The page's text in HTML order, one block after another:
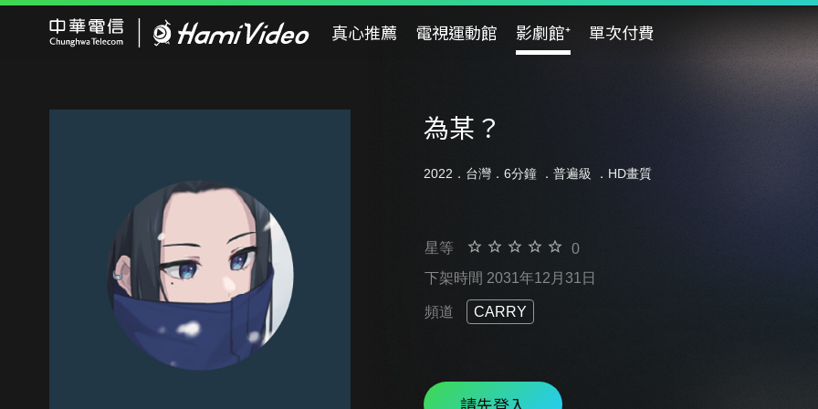
真心推薦 電視運動館 影劇館⁺ 單次付費
為某？
2022．台灣．6分鐘 ． 普遍級 ．HD畫質
星等
0
下架時間 2031年12月31日
頻道 CARRY